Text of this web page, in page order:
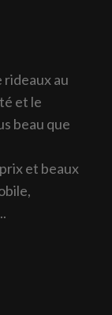
rideaux au
et le
beau que
et beaux